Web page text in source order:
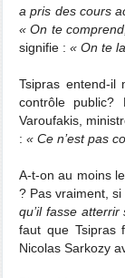
a pris des cours
« On te
signifie : « On te
Tsipras entend-
contrôle public?
Varoufakis,
: « Ce n’est pas
A-t-on au moins
? Pas vraiment, si
qu’il fasse
faut que Tsipras
Nicolas Sarkozy